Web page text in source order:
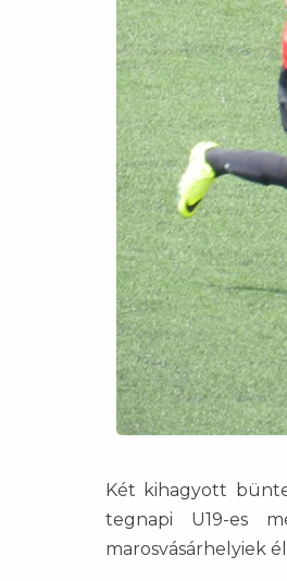
Két kihagyott
tegnapi U19-es
marosvásárhelyiek